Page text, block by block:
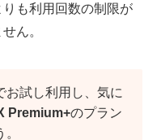
も利用回数の制限が
ん。
お試し利用し、気に
Premium+のプラン